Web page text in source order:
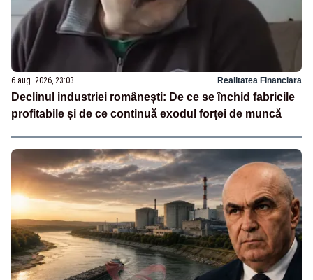
6 aug. 2026, 23:03 Realitatea Financiara
Declinul industriei românești: De ce se închid fabricile
profitabile și de ce continuă exodul forței de muncă